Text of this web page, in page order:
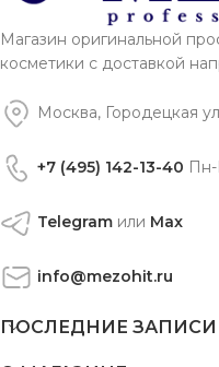
Магазин оригинальной
косметики с доставкой
Москва, Городецкая
+7 (495) 142-13-40 Пн-
Telegram или Max
info@mezohit.ru
ПОСЛЕДНИЕ ЗАПИСИ